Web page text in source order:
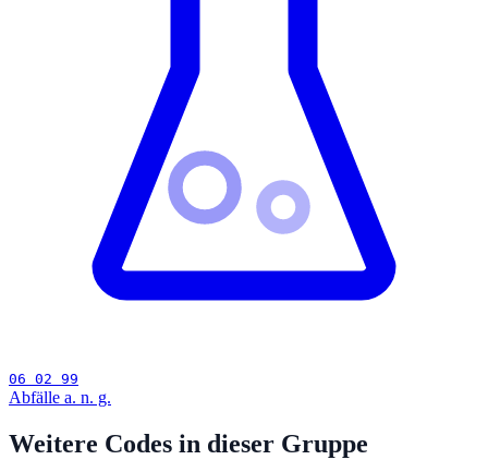
06 02 99
Abfälle a. n. g.
Weitere Codes in dieser Gruppe